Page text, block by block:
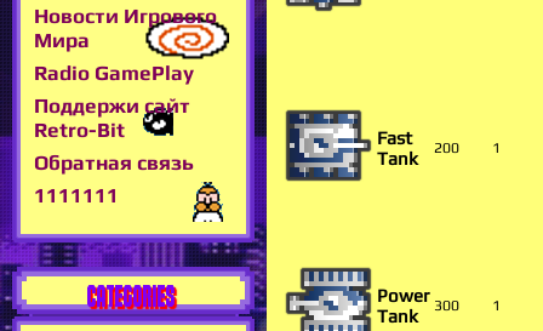
Новости Игрового
Мира
Radio GamePlay
Поддержи сайт
Retro-Bit
Обратная связь
1111111
CATEGORIES
Fast
Tank
200 1
Power
Tank
300 1